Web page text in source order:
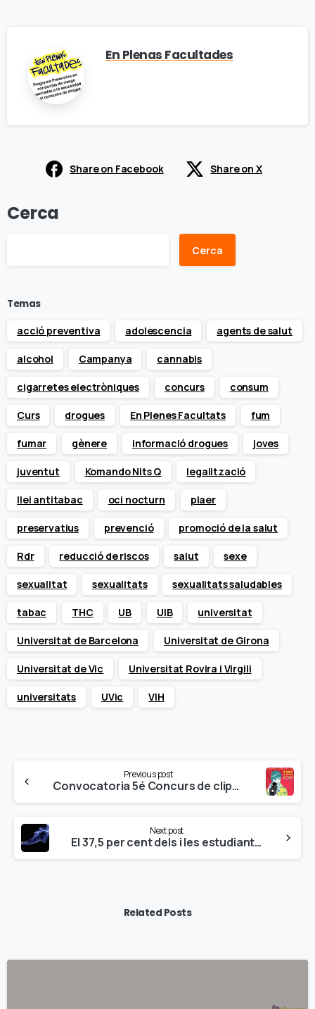
En Plenas Facultades
Share on Facebook Share on X
Cerca
Cerca
Temas
acció preventiva
adolescencia agents de salut
alcohol Campanya cannabis
cigarretes electròniques concurs consum
Curs drogues En Plenes Facultats fum
fumar gènere informació drogues joves
juventut Komando Nits Q legalització
llei antitabac oci nocturn plaer
preservatius prevenció promoció de la salut
Rdr reducció de riscos salut sexe
sexualitat sexualitats sexualitats saludables
tabac THC UB UIB universitat
Universitat de Barcelona Universitat de Girona
Universitat de Vic Universitat Rovira i Virgili
universitats UVic VIH
Reading
Previous post
Convocatoria 5é Concurs de clipmetratges Drogues: el teu punt de mira
Next post
El 37,5 per cent dels i les estudiants universitaries s’exposen a ambients amb fum
Related Posts